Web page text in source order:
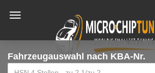
Fahrzeugauswahl nach KBA-Nr.